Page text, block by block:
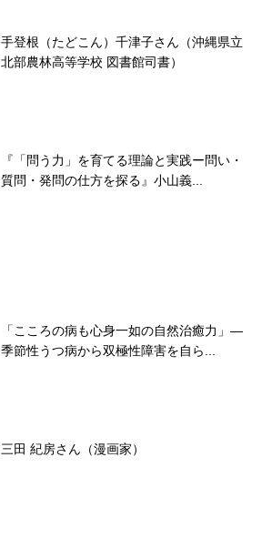
手登根（たどこん）千津子さん（沖縄県立
北部農林高等学校 図書館司書）
『「問う力」を育てる理論と実践ー問い・
質問・発問の仕方を探る』小山義...
「こころの病も心身一如の自然治癒力」―
季節性うつ病から双極性障害を自ら...
三田 紀房さん（漫画家）